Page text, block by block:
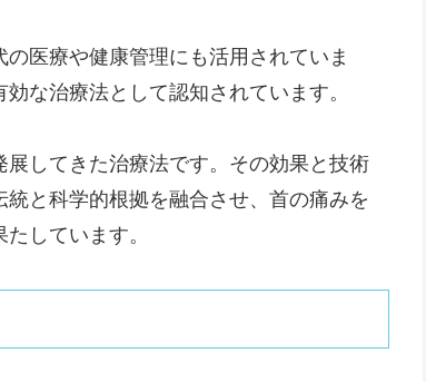
医療や健康管理にも活用されていま
な治療法として認知されています。
してきた治療法です。その効果と技術
と科学的根拠を融合させ、首の痛みを
しています。